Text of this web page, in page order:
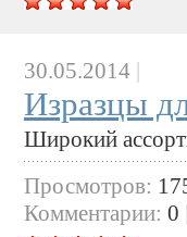
30.05.2014 |
Изразцы
Широкий
Просмотров:
Комментарии: 0